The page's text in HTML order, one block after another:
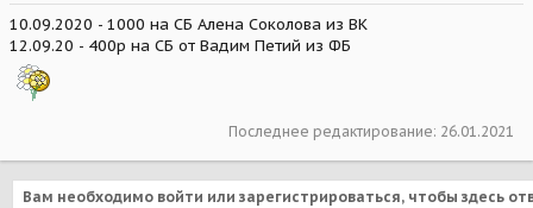
10.09.2020 - 1000 на СБ Алена Соколова из ВК
12.09.20 - 400р на СБ от Вадим Петий из ФБ
Последнее редактирование: 26.01.2021
Вам необходимо войти или зарегистрироваться, чтобы здесь